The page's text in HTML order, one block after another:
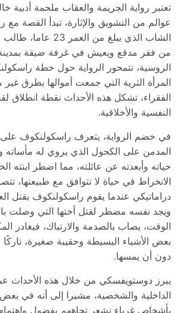
تعتبر رواية الجريمة والعقاب ملحمة أدبية
عوالم من التشويق والإثارة، تبدأ القصة
الشاب الذي يبلغ من
من فقر مدقع ويعيش في غرفة ضيقة
الروسية، تتمحور الرواية حول خطة
المرأة الثرية التي جمعت أموالها بطرق
الفقراء، تشكل هذه الأحداث نقطة انطلاق
النفسية والأخلاقية.
في خضم الرواية، يتعرف راسكولنكوف
المدمن على الكحول الذي يروي له مأساته
حياته وأبعدته عن عائلته، مما اضطر ابنته
الانخراط في حياة لا تتوافق مع طبيعتها،
دراماتيكي عندما يقوم راسكولنكوف بقتل
ويجد نفسه مضطر لقتل أختها التي وصلت
الوقت، يصاب بالصدمة والارتباك، فيغادر
بعض الأشياء البسيطة وحقيبة صغيرة، تاركًا
دون أن يمسها.
يبرز دوستويفسكي من خلال هذه الأحداث
الداخلية والشخصية، مشيرا إلى أنه في بعض
بأشخاص غرباء نشعر تجاههم بفضول